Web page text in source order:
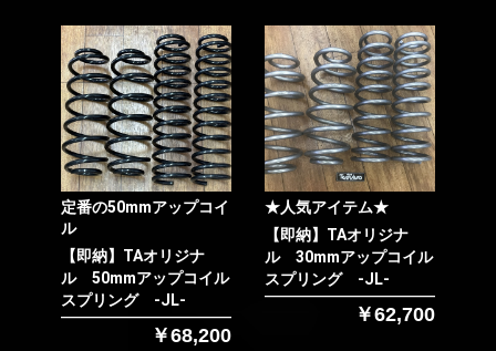
お買い物を続ける カートへ進む
定番の50mmアップコイ
ル
【即納】TAオリジナ
ル 50mmアップコイル
スプリング -JL-
￥68,200
★人気アイテム★
【即納】TAオリジナ
ル 30mmアップコイル
スプリング -JL-
￥62,700